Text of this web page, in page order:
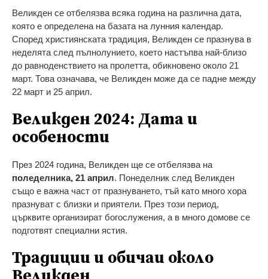
Великден се отбелязва всяка година на различна дата,
която е определена на базата на лунния календар.
Според християнската традиция, Великден се празнува в
неделята след пълнолунието, което настъпва най-близо
до равноденствието на пролетта, обикновено около 21
март. Това означава, че Великден може да се падне между
22 март и 25 април.
Великден 2024: Дата и
особености
През 2024 година, Великден ще се отбелязва на
поледелника, 21 април. Понеделник след Великден
също е важна част от празнуването, тъй като много хора
празнуват с близки и приятели. През този период,
църквите организират богослужения, а в много домове се
подготвят специални ястия.
Традиции и обичаи около